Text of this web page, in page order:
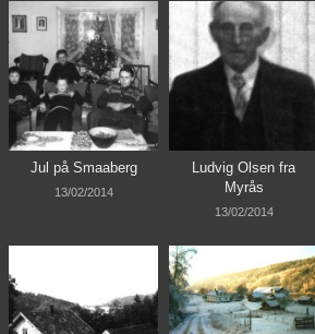
Jul på Smaaberg
13/02/2014
Ludvig Olsen fra
Myrås
13/02/2014